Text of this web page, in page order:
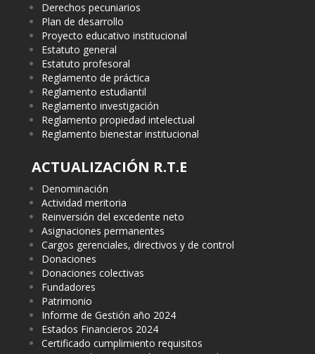
Derechos pecuniarios
Plan de desarrollo
Proyecto educativo institucional
Estatuto general
Estatuto profesoral
Reglamento de práctica
Reglamento estudiantil
Reglamento investigación
Reglamento propiedad intelectual
Reglamento bienestar institucional
ACTUALIZACIÓN R.T.E
Denominación
Actividad meritoria
Reinversión del excedente neto
Asignaciones permanentes
Cargos gerenciales, directivos y de control
Donaciones
Donaciones colectivas
Fundadores
Patrimonio
Informe de Gestión año 2024
Estados Financieros 2024
Certificado cumplimiento requisitos